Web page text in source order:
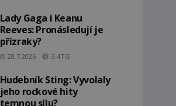
Lady Gaga i Keanu
Reeves: Pronásledují je
přízraky?
28.7.2026 3.4TIS
Hudebník Sting: Vyvolaly
jeho rockové hity
temnou sílu?